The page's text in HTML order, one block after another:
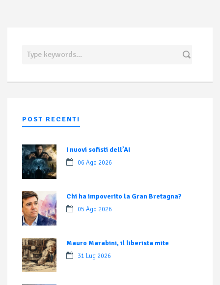
POST RECENTI
I nuovi sofisti dell’AI
06 Ago 2026
Chi ha impoverito la Gran Bretagna?
05 Ago 2026
Mauro Marabini, il liberista mite
31 Lug 2026